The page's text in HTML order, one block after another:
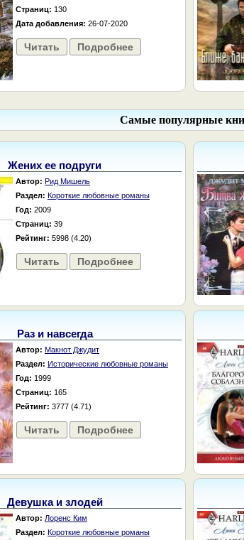
Страниц: 130
Дата добавления: 26-07-2020
Читать Подробнее
Самые популярные
Жених ее подруги
Автор: Рид Мишель
Раздел: Короткие любовные романы
Год: 2009
Страниц: 39
Рейтинг: 5998 (4.20)
Читать Подробнее
Раз и навсегда
Автор: Макнот Джудит
Раздел: Исторические любовные романы
Год: 1999
Страниц: 165
Рейтинг: 3777 (4.71)
Читать Подробнее
Девушка и злодей
Автор: Лоренс Ким
Раздел: Короткие любовные романы